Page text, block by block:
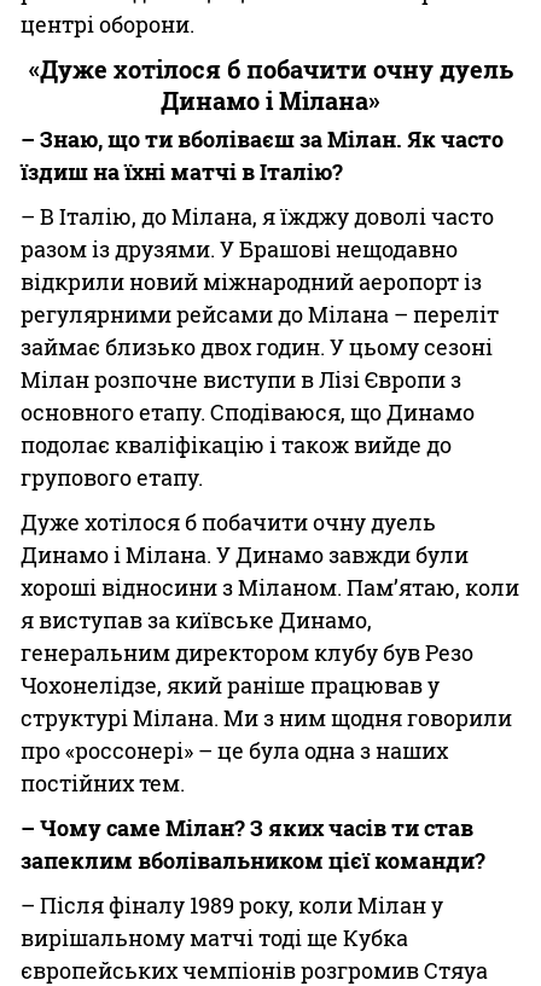
центрі оборони.
«Дуже хотілося б побачити очну дуель
Динамо і Мілана»
– Знаю, що ти вболіваєш за Мілан. Як часто
їздиш на їхні матчі в Італію?
– В Італію, до Мілана, я їжджу доволі часто
разом із друзями. У Брашові нещодавно
відкрили новий міжнародний аеропорт із
регулярними рейсами до Мілана – переліт
займає близько двох годин. У цьому сезоні
Мілан розпочне виступи в Лізі Європи з
основного етапу. Сподіваюся, що Динамо
подолає кваліфікацію і також вийде до
групового етапу.
Дуже хотілося б побачити очну дуель
Динамо і Мілана. У Динамо завжди були
хороші відносини з Міланом. Пам’ятаю, коли
я виступав за київське Динамо,
генеральним директором клубу був Резо
Чохонелідзе, який раніше працював у
структурі Мілана. Ми з ним щодня говорили
про «россонері» – це була одна з наших
постійних тем.
– Чому саме Мілан? З яких часів ти став
запеклим вболівальником цієї команди?
– Після фіналу 1989 року, коли Мілан у
вирішальному матчі тоді ще Кубка
європейських чемпіонів розгромив Стяуа